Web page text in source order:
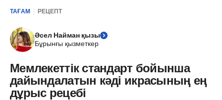
ТАҒАМ РЕЦЕПТ
Әсел Найман қызы
Бұрынғы қызметкер
Мемлекеттік стандарт бойынша
дайындалатын кәді икрасының ең
дұрыс рецебі